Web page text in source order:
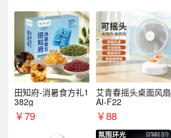
田知府-消暑食方礼1
382g
￥79
艾青春摇头桌面风扇
AI-F22
￥88